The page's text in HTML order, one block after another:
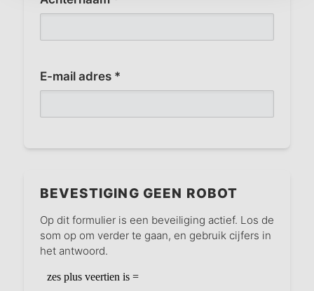
E-mail adres *
BEVESTIGING GEEN ROBOT
Op dit formulier is een beveiliging actief. Los de
som op om verder te gaan, en gebruik cijfers in
het antwoord.